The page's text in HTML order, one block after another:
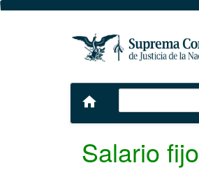
home
Salario fijo